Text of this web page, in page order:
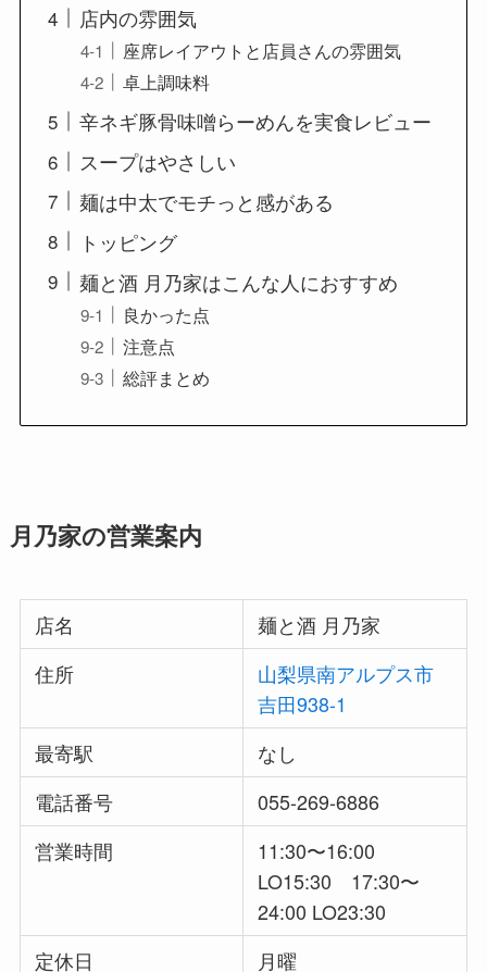
店内の雰囲気
座席レイアウトと店員さんの雰囲気
卓上調味料
辛ネギ豚骨味噌らーめんを実食レビュー
スープはやさしい
麺は中太でモチっと感がある
トッピング
麺と酒 月乃家はこんな人におすすめ
良かった点
注意点
総評まとめ
月乃家の営業案内
店名
麺と酒 月乃家
住所
山梨県南アルプス市
吉田938-1
最寄駅
なし
電話番号
055-269-6886
営業時間
11:30〜16:00
LO15:30 17:30〜
24:00 LO23:30
定休日
月曜